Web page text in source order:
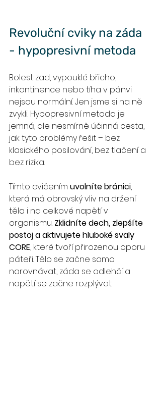
Revoluční cviky na záda
- hypopresivní metoda
Bolest zad, vypouklé břicho,
inkontinence nebo tíha v pánvi
nejsou normální. Jen jsme si na ně
zvykli. Hypopresivní metoda je
jemná, ale nesmírně účinná cesta,
jak tyto problémy řešit – bez
klasického posilování, bez tlačení a
bez rizika.
Tímto cvičením uvolníte bránici,
která má obrovský vliv na držení
těla i na celkové napětí v
organismu. Zklidníte dech, zlepšíte
postoj a aktivujete hluboké svaly
CORE, které tvoří přirozenou oporu
páteři. Tělo se začne samo
narovnávat, záda se odlehčí a
napětí se začne rozplývat.